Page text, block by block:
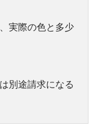
実際の色と多少
別途請求になる